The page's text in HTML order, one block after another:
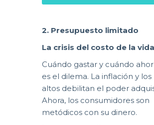
2. Presupuesto limitado
La crisis del costo de la vida
Cuándo gastar y cuándo
es el dilema. La inflación y
altos debilitan el poder
Ahora, los consumidores son
metódicos con su dinero.